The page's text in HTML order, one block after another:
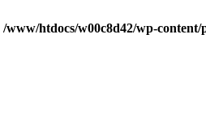
/www/htdocs/w00c8d42/wp-content/